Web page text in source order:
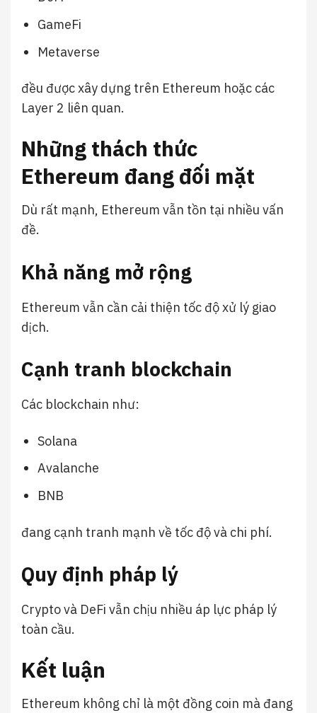
GameFi
Metaverse
đều được xây dựng trên Ethereum hoặc các
Layer 2 liên quan.
Những thách thức
Ethereum đang đối mặt
Dù rất mạnh, Ethereum vẫn tồn tại nhiều vấn
đề.
Khả năng mở rộng
Ethereum vẫn cần cải thiện tốc độ xử lý giao
dịch.
Cạnh tranh blockchain
Các blockchain như:
Solana
Avalanche
BNB
đang cạnh tranh mạnh về tốc độ và chi phí.
Quy định pháp lý
Crypto và DeFi vẫn chịu nhiều áp lực pháp lý
toàn cầu.
Kết luận
Ethereum không chỉ là một đồng coin mà đang